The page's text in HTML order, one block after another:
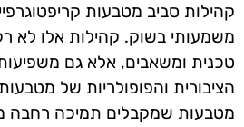
קהילות סביב מטבעות
משמעותי בשוק. קהילות אלו לא
טכנית ומשאבים, אלא גם
הציבורית והפופולריות של
מטבעות שמקבלים תמיכה רחבה